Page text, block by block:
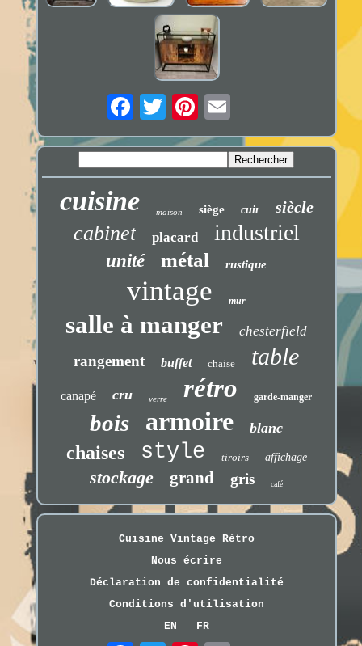
cuisine maison siège cuir siècle
cabinet placard industriel
unité métal rustique
vintage mur
salle à manger chesterfield
rangement buffet chaise table
canapé cru verre rétro garde-manger
bois armoire blanc
chaises style tiroirs affichage
stockage grand gris café
Cuisine Vintage Rétro
Nous écrire
Déclaration de confidentialité
Conditions d'utilisation
EN
FR